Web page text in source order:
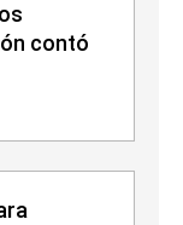
contó